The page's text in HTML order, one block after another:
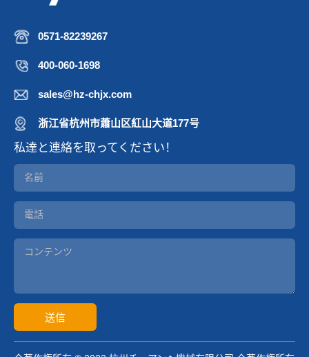
0571-82239267
400-060-1698
sales@hz-chjx.com
浙江省杭州市蕭山区紅山大道177号
私達と連絡を取ってください！